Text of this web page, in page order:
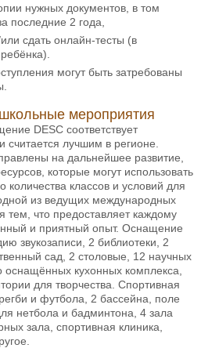
нужных документов, в том
последние 2 года,
сдать онлайн-тесты (в
могут быть затребованы
мероприятия
DESC соответствует
считается лучшим в регионе.
на дальнейшее развитие,
которые могут использовать
классов и условий для
из ведущих международных
тем, что предоставляет каждому
и приятный опыт. Оснащение
звукозаписи, 2 библиотеки, 2
сад, 2 столовые, 12 научных
кухонных комплекса,
для творчества. Спортивная
и футбола, 2 бассейна, поле
нетбола и бадминтона, 4 зала
зала, спортивная клиника,